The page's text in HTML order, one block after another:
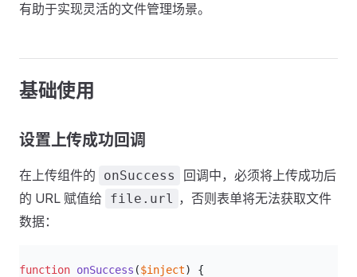
有助于实现灵活的文件管理场景。
基础使用
设置上传成功回调
在上传组件的 onSuccess
回调中，必须将上传成功后
的 URL 赋值给
file.url ，否则表单将无法获取文件
数据：
function onSuccess ($inject) {